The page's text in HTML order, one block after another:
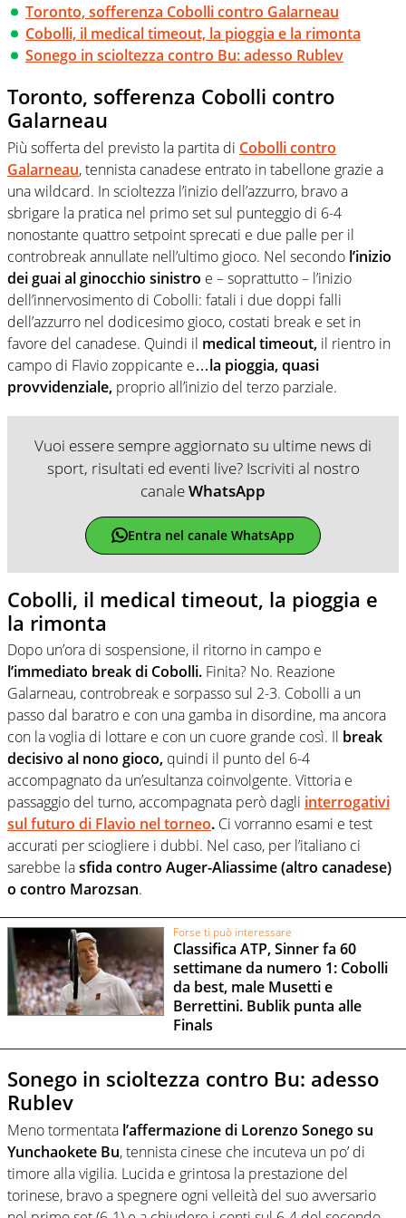
Toronto, sofferenza Cobolli contro Galarneau
Cobolli, il medical timeout, la pioggia e la rimonta
Sonego in scioltezza contro Bu: adesso Rublev
Toronto, sofferenza Cobolli contro
Galarneau
Più sofferta del previsto la partita di Cobolli contro
Galarneau, tennista canadese entrato in tabellone grazie a
una wildcard. In scioltezza l’inizio dell’azzurro, bravo a
sbrigare la pratica nel primo set sul punteggio di 6-4
nonostante quattro setpoint sprecati e due palle per il
controbreak annullate nell’ultimo gioco. Nel secondo l’inizio
dei guai al ginocchio sinistro e – soprattutto – l’inizio
dell’innervosimento di Cobolli: fatali i due doppi falli
dell’azzurro nel dodicesimo gioco, costati break e set in
favore del canadese. Quindi il medical timeout, il rientro in
campo di Flavio zoppicante e…la pioggia, quasi
provvidenziale, proprio all’inizio del terzo parziale.
Vuoi essere sempre aggiornato su ultime news di
sport, risultati ed eventi live? Iscriviti al nostro
canaleWhatsApp
Entra nel canale WhatsApp
Cobolli, il medical timeout, la pioggia e
la rimonta
Dopo un’ora di sospensione, il ritorno in campo e
l’immediato break di Cobolli. Finita? No. Reazione
Galarneau, controbreak e sorpasso sul 2-3. Cobolli a un
passo dal baratro e con una gamba in disordine, ma ancora
con la voglia di lottare e con un cuore grande così. Il break
decisivo al nono gioco, quindi il punto del 6-4
accompagnato da un’esultanza coinvolgente. Vittoria e
passaggio del turno, accompagnata però dagli interrogativi
sul futuro di Flavio nel torneo. Ci vorranno esami e test
accurati per sciogliere i dubbi. Nel caso, per l’italiano ci
sarebbe lasfida contro Auger-Aliassime (altro canadese)
o contro Marozsan.
Forse ti può interessare
Classifica ATP, Sinner fa 60
settimane da numero 1: Cobolli
da best, male Musetti e
Berrettini. Bublik punta alle
Finals
Sonego in scioltezza contro Bu: adesso
Rublev
Meno tormentata l’affermazione di Lorenzo Sonego su
Yunchaokete Bu, tennista cinese che incuteva un po’ di
timore alla vigilia. Lucida e grintosa la prestazione del
torinese, bravo a spegnere ogni velleità del suo avversario